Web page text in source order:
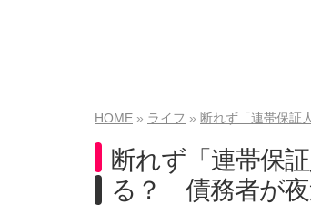
HOME ライフ 断れず「連帯保証
断れず「連帯保
る？ 債務者が夜